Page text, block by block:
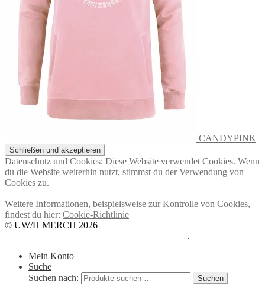
CANDYPINK
Datenschutz und Cookies: Diese Website verwendet Cookies. Wenn
du die Website weiterhin nutzt, stimmst du der Verwendung von
Cookies zu.
Weitere Informationen, beispielsweise zur Kontrolle von Cookies,
findest du hier: Cookie-Richtlinie
© UW/H MERCH 2026
.
Mein Konto
Suche
Suchen nach:
Suchen